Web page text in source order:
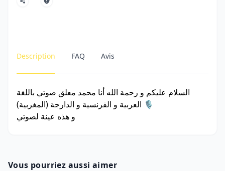
Description FAQ Avis
السلام عليكم و رحمة الله أنا محمد معلق صوتي باللغة
العربية و الفرنسية و الدارجة (المغربية) 🎙️
Vous pourriez aussi aimer